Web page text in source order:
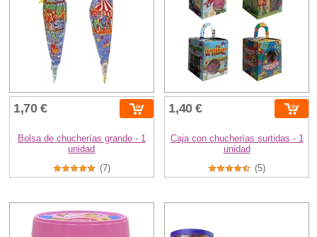
1,70 €
Bolsa de chucherías grande - 1
unidad
(7)
1,40 €
Caja con chucherías surtidas - 1
unidad
(5)